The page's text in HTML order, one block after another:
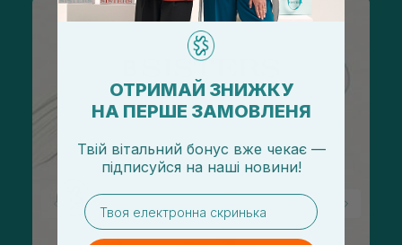
ОТРИМАЙ ЗНИЖКУ
НА ПЕРШЕ ЗАМОВЛЕНЯ
Твій вітальний бонус вже чекає —
підписуйся на наші новини!
email